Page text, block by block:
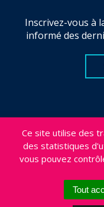
Ce site utilise des
des statistiques
vous pouvez
Tout
Inscrivez-vous à
informé des